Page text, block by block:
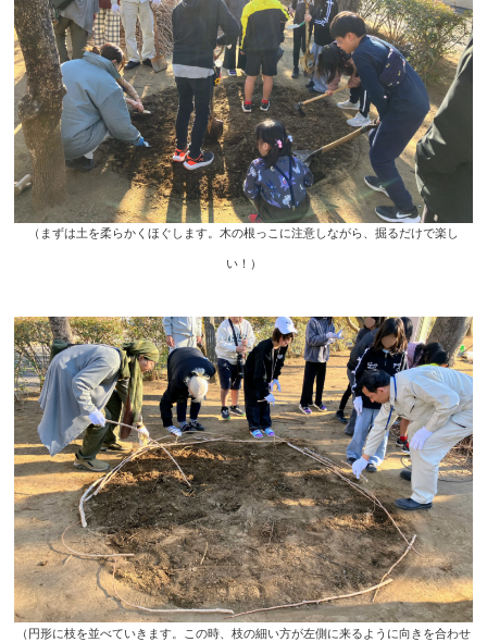
（まずは土を柔らかくほぐします。木の根っこに注意しながら、掘るだけで楽し
い！）
（円形に枝を並べていきます。この時、枝の細い方が左側に来るように向きを合わせ